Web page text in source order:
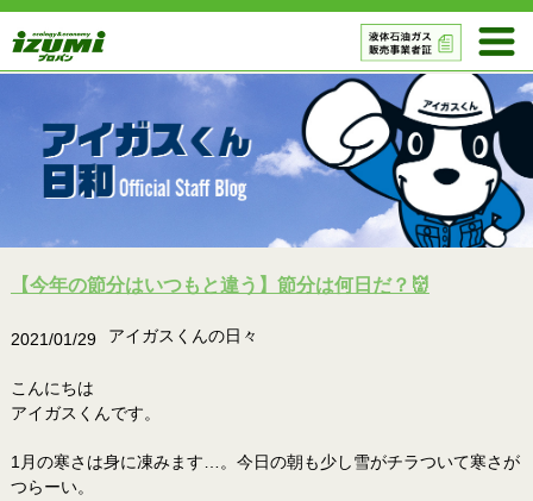
【今年の節分はいつもと違う】節分は何日だ？👹
2021/01/29 アイガスくんの日々
こんにちは
アイガスくんです。
1月の寒さは身に凍みます…。今日の朝も少し雪がチラついて寒さが
つらーい。